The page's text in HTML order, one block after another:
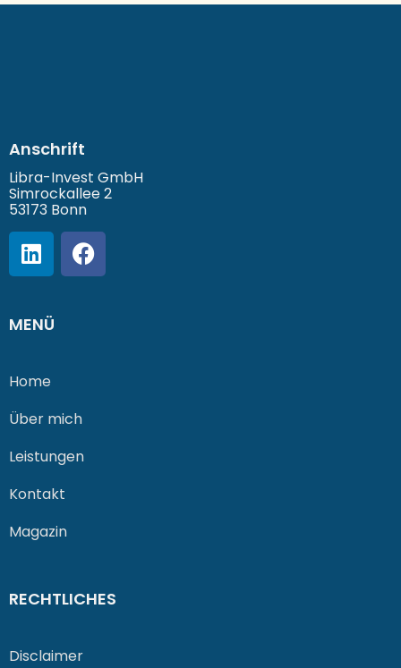
Anschrift
Libra-Invest GmbH
Simrockallee 2
53173 Bonn
MENÜ
Home
Über mich
Leistungen
Kontakt
Magazin
RECHTLICHES
Disclaimer